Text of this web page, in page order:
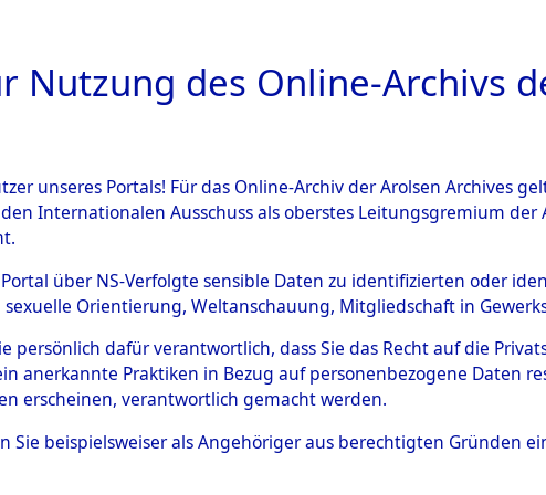
BESTANDSBESCHREIBUNG ARCHIVALE
Exhumierung, Identifizierung
Häftlingsleichen auf dem
aus den Gebieten der
Neustadt an der Waldnaab,
Nutzung des Online-Archivs
unseres Portals! Für das Online-Archiv der Arolsen Archives
Internationalen Ausschuss als oberstes Leitungsgremium
über NS-Verfolgte sensible Daten zu identifizierten oder
Orientierung, Weltanschauung, Mitgliedschaft in
persönlich dafür verantwortlich, dass Sie das Recht auf die
anerkannte Praktiken in Bezug auf personenbezogene Daten
erscheinen, verantwortlich gemacht werden.
Sie beispielsweiser als Angehöriger aus berechtigten